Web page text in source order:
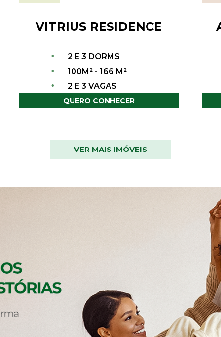
VITRIUS RESIDENCE
• 2 E 3 DORMS
• 100M² - 166 M²
• 2 E 3 VAGAS
QUERO CONHECER
VER MAIS IMÓVEIS